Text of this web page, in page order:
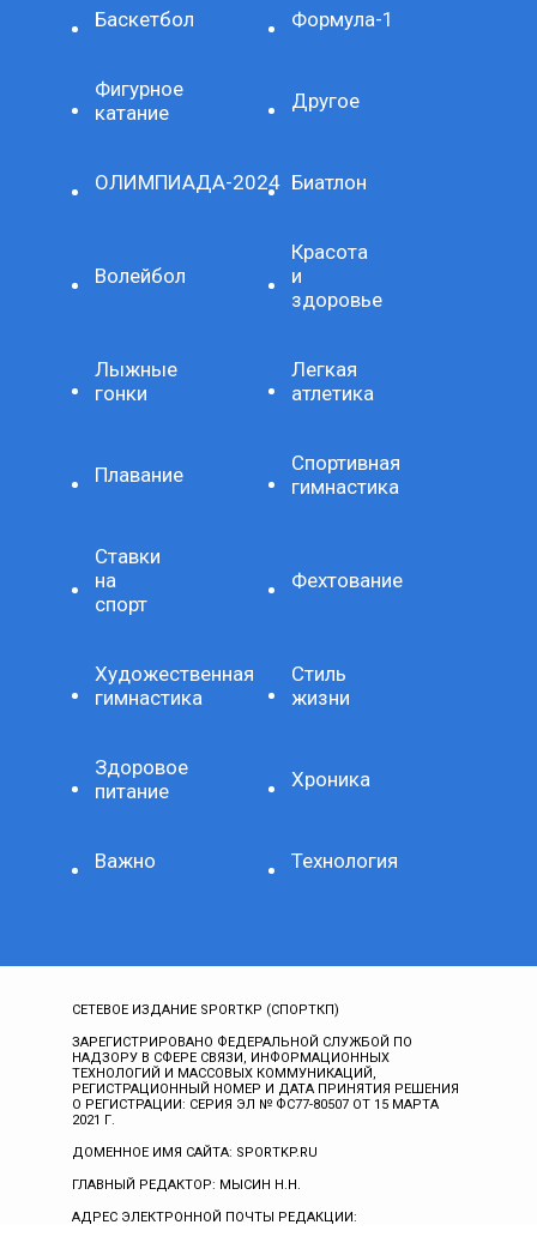
Баскетбол Формула-1
Фигурное
катание
Другое
ОЛИМПИАДА-2024 Биатлон
Волейбол
Красота
и
здоровье
Лыжные
гонки
Легкая
атлетика
Плавание
Спортивная
гимнастика
Ставки
на
спорт
Фехтование
Художественная
гимнастика
Стиль
жизни
Здоровое
питание
Хроника
Важно Технология
СЕТЕВОЕ ИЗДАНИЕ SPORTKP (СПОРТКП)
ЗАРЕГИСТРИРОВАНО ФЕДЕРАЛЬНОЙ СЛУЖБОЙ ПО
НАДЗОРУ В СФЕРЕ СВЯЗИ, ИНФОРМАЦИОННЫХ
ТЕХНОЛОГИЙ И МАССОВЫХ КОММУНИКАЦИЙ,
РЕГИСТРАЦИОННЫЙ НОМЕР И ДАТА ПРИНЯТИЯ РЕШЕНИЯ
О РЕГИСТРАЦИИ: СЕРИЯ ЭЛ № ФС77-80507 ОТ 15 МАРТА
2021 Г.
ДОМЕННОЕ ИМЯ САЙТА: SPORTKP.RU
ГЛАВНЫЙ РЕДАКТОР: МЫСИН Н.Н.
АДРЕС ЭЛЕКТРОННОЙ ПОЧТЫ РЕДАКЦИИ: